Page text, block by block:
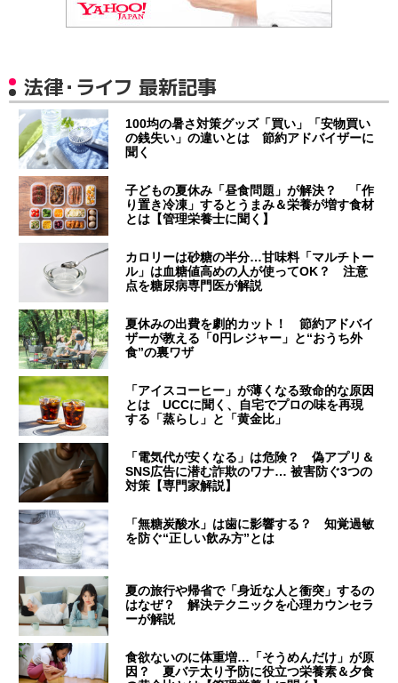
法律・ライフ 最新記事
100均の暑さ対策グッズ「買い」「安物買い
の銭失い」の違いとは 節約アドバイザーに
聞く
子どもの夏休み「昼食問題」が解決？ 「作
り置き冷凍」するとうまみ＆栄養が増す食材
とは【管理栄養士に聞く】
カロリーは砂糖の半分…甘味料「マルチトー
ル」は血糖値高めの人が使ってOK？ 注意
点を糖尿病専門医が解説
夏休みの出費を劇的カット！ 節約アドバイ
ザーが教える「0円レジャー」と“おうち外
食”の裏ワザ
「アイスコーヒー」が薄くなる致命的な原因
とは UCCに聞く、自宅でプロの味を再現
する「蒸らし」と「黄金比」
「電気代が安くなる」は危険？ 偽アプリ＆
SNS広告に潜む詐欺のワナ… 被害防ぐ3つの
対策【専門家解説】
「無糖炭酸水」は歯に影響する？ 知覚過敏
を防ぐ“正しい飲み方”とは
夏の旅行や帰省で「身近な人と衝突」するの
はなぜ？ 解決テクニックを心理カウンセラ
ーが解説
食欲ないのに体重増…「そうめんだけ」が原
因？ 夏バテ太り予防に役立つ栄養素＆夕食